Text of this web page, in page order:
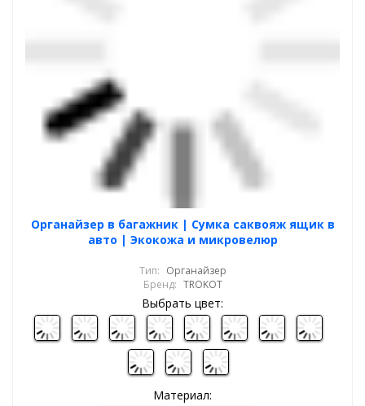
Органайзер в багажник | Сумка саквояж ящик в
авто | Экокожа и микровелюр
Тип: Органайзер
Бренд: TROKOT
Выбрать цвет:
Материал: